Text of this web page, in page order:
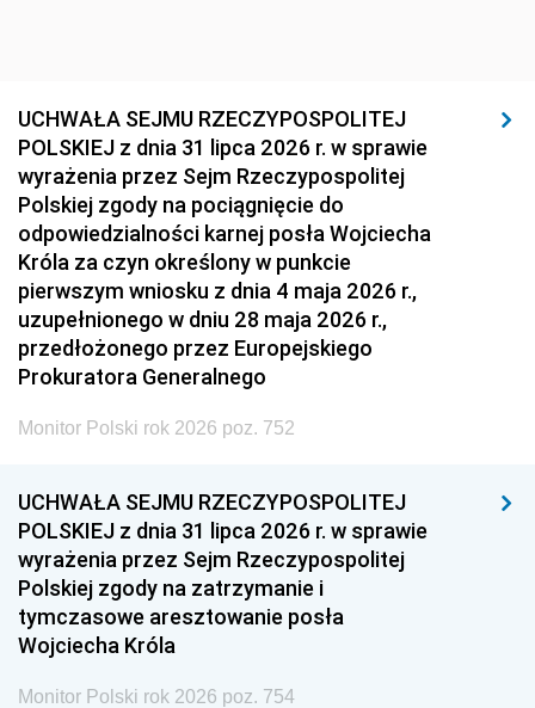
UCHWAŁA SEJMU RZECZYPOSPOLITEJ
POLSKIEJ z dnia 31 lipca 2026 r. w sprawie
wyrażenia przez Sejm Rzeczypospolitej
Polskiej zgody na pociągnięcie do
odpowiedzialności karnej posła Wojciecha
Króla za czyn określony w punkcie
pierwszym wniosku z dnia 4 maja 2026 r.,
uzupełnionego w dniu 28 maja 2026 r.,
przedłożonego przez Europejskiego
Prokuratora Generalnego
Monitor Polski rok 2026 poz. 752
UCHWAŁA SEJMU RZECZYPOSPOLITEJ
POLSKIEJ z dnia 31 lipca 2026 r. w sprawie
wyrażenia przez Sejm Rzeczypospolitej
Polskiej zgody na zatrzymanie i
tymczasowe aresztowanie posła
Wojciecha Króla
Monitor Polski rok 2026 poz. 754